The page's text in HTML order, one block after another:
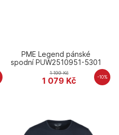
PME Legend pánské
spodní PUW2510951-5301
3-pack
1 079 Kč
1 199Kč
-10%